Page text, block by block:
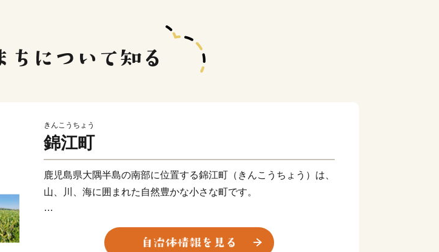
きんこうちょう
錦江町
鹿児島県大隅半島の南部に位置する錦江町（きんこうちょう）は、
山、川、海に囲まれた自然豊かな小さな町です。
【 豊かな自然が育む「食の宝庫」】
海沿いから山手まで標高差がある地形を活かした農業・水産業・畜